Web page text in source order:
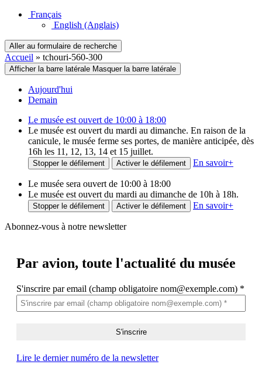
Français
English (Anglais)
Aller au formulaire de recherche
Accueil » tchouri-560-300
Afficher la barre latérale Masquer la barre latérale
Aujourd'hui
Demain
Le musée est ouvert de 10:00 à 18:00
Le musée est ouvert du mardi au dimanche. En raison de la
canicule, le musée ferme ses portes, de manière anticipée, dès
16h les 11, 12, 13, 14 et 15 juillet.
Stopper le défilement Activer le défilement En savoir+
Le musée sera ouvert de 10:00 à 18:00
Le musée est ouvert du mardi au dimanche de 10h à 18h.
Stopper le défilement Activer le défilement En savoir+
Abonnez-vous à notre newsletter
Par avion, toute l'actualité du musée
S'inscrire par email (champ obligatoire nom@exemple.com) *
Lire le dernier numéro de la newsletter